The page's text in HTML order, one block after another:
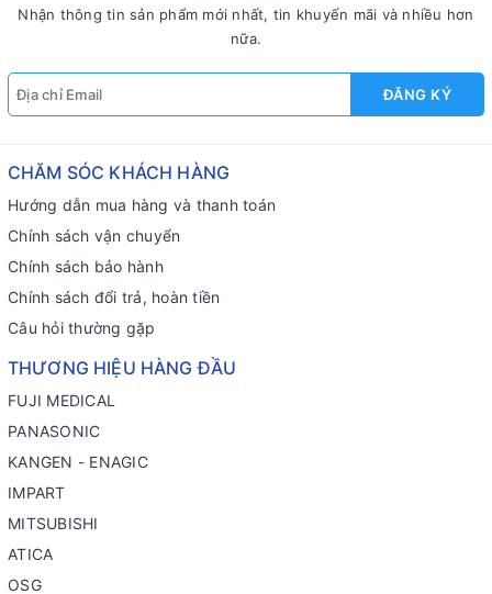
Nhận thông tin sản phẩm mới nhất, tin khuyến mãi và nhiều hơn
nữa.
ĐĂNG KÝ
CHĂM SÓC KHÁCH HÀNG
Hướng dẫn mua hàng và thanh toán
Chính sách vận chuyển
Chính sách bảo hành
Chính sách đổi trả, hoàn tiền
Câu hỏi thường gặp
THƯƠNG HIỆU HÀNG ĐẦU
FUJI MEDICAL
PANASONIC
KANGEN - ENAGIC
IMPART
MITSUBISHI
ATICA
OSG